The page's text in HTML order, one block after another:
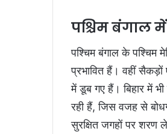
पश्चिम बंगाल
पश्चिम बंगाल के पश्चिम
प्रभावित हैं। वहीं
में डूब गए हैं। बिहार में
रही हैं, जिस वजह से
सुरक्षित जगहों पर शरण